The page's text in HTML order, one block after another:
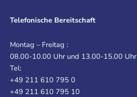
Telefonische Bereitschaft
Montag – Freitag :
08.00-10.00 Uhr und 13.00-15.00 Uhr
Tel:
+49 211 610 795 0
+49 211 610 795 10